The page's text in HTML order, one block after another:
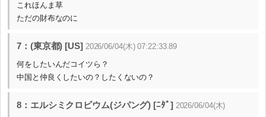
これほんま草
ただの財布なのに
7：(東京都) [US] 2026/06/04(木) 07:22:33.89
何をしたいんだコイツら？
中国と仲良くしたいの？したくないの？
8：エルシミクロビウム(ジパング) [ﾆﾀﾞ] 2026/06/04(木)